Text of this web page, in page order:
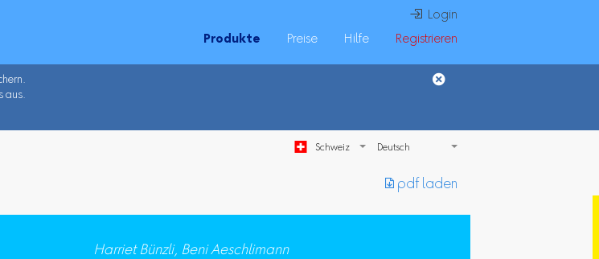
 Login
Produkte
Preise Hilfe Registrieren
aus.
Schweiz
︎ pdf laden
Harriet Bünzli, Beni Aeschlimann